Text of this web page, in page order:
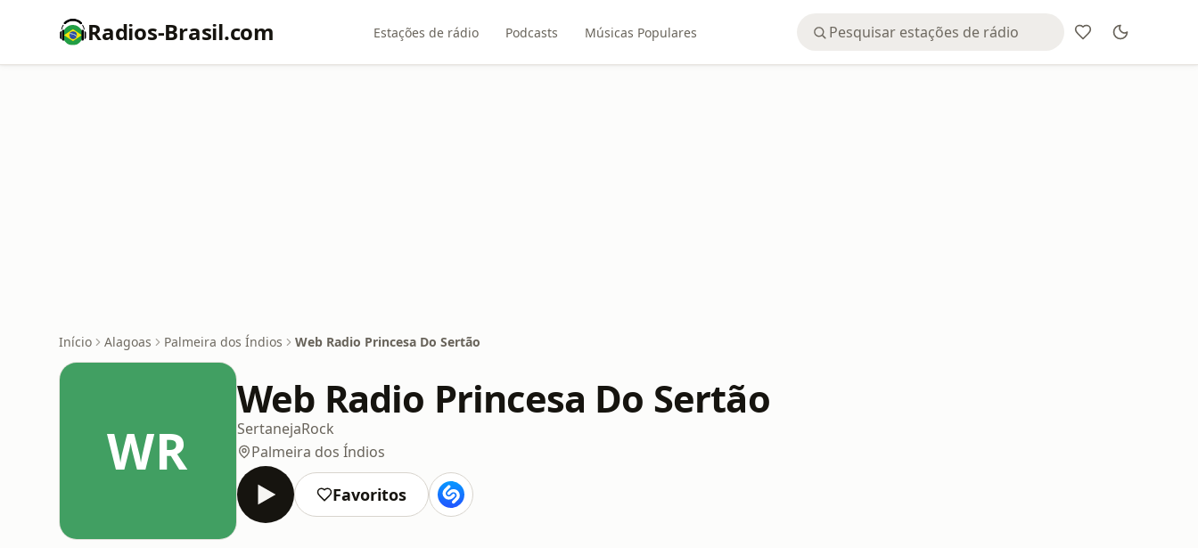
Radios-Brasil.com Estações de rádio Podcasts Músicas Populares
Início Alagoas Palmeira dos Índios Web Radio Princesa Do Sertão
WR
Web Radio Princesa Do Sertão
SertanejaRock
Palmeira dos Índios
Favoritos